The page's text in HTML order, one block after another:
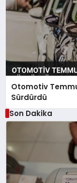
Otomotiv
Sürdürdü
Son Dakika